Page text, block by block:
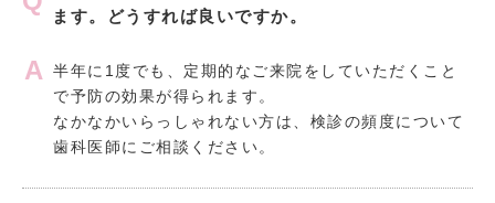
ます。どうすれば良いですか。
半年に1度でも、定期的なご来院をしていただくこと
で予防の効果が得られます。
なかなかいらっしゃれない方は、検診の頻度について
歯科医師にご相談ください。